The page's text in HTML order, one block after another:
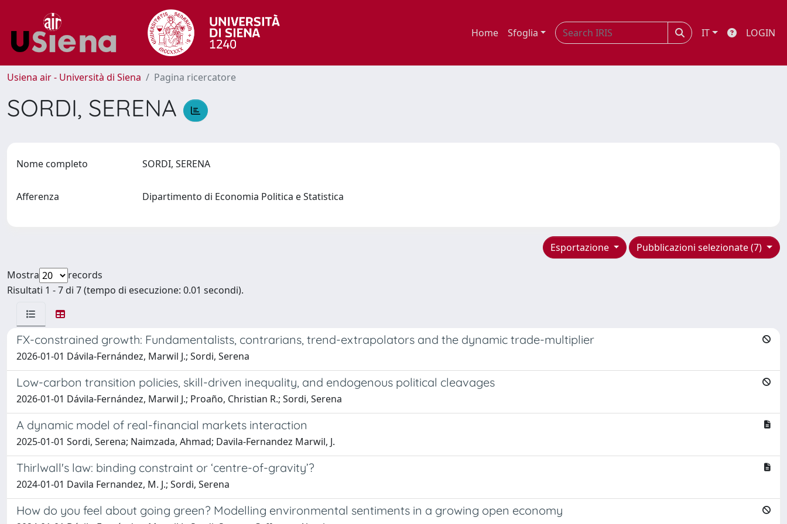
Home Sfoglia IT LOGIN
Usiena air - Università di Siena Pagina ricercatore
SORDI, SERENA
Nome completo SORDI, SERENA
Afferenza Dipartimento di Economia Politica e Statistica
Pubblicazioni selezionate (7)
Esportazione
Mostra
records
Risultati 1 - 7 di 7 (tempo di esecuzione: 0.01 secondi).
FX-constrained growth: Fundamentalists, contrarians, trend-extrapolators and the dynamic trade-multiplier
2026-01-01 Dávila-Fernández, Marwil J.; Sordi, Serena
Low-carbon transition policies, skill-driven inequality, and endogenous political cleavages
2026-01-01 Dávila-Fernández, Marwil J.; Proaño, Christian R.; Sordi, Serena
A dynamic model of real-financial markets interaction
2025-01-01 Sordi, Serena; Naimzada, Ahmad; Davila-Fernandez Marwil, J.
Thirlwall's law: binding constraint or ‘centre-of-gravity’?
2024-01-01 Davila Fernandez, M. J.; Sordi, Serena
How do you feel about going green? Modelling environmental sentiments in a growing open economy